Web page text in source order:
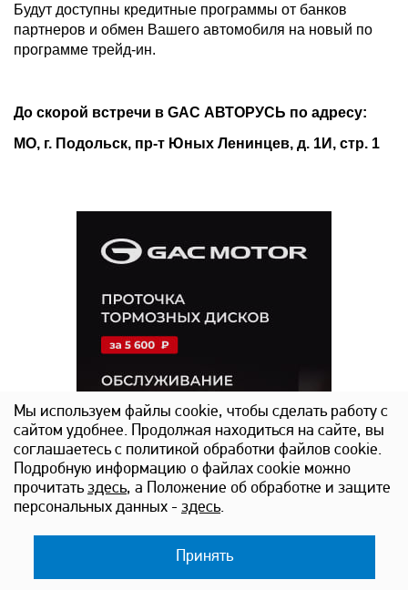
Будут доступны кредитные программы от банков
партнеров и обмен Вашего автомобиля на новый по
программе трейд-ин.
До скорой встречи в GAC АВТОРУСЬ по адресу:
МО, г. Подольск, пр-т Юных Ленинцев, д. 1И, стр. 1
Мы используем файлы cookie, чтобы сделать работу с
сайтом удобнее. Продолжая находиться на сайте, вы
соглашаетесь с политикой обработки файлов cookie.
Подробную информацию о файлах cookie можно
прочитатьздесь, а Положение об обработке и защите
персональных данных - здесь.
Принять